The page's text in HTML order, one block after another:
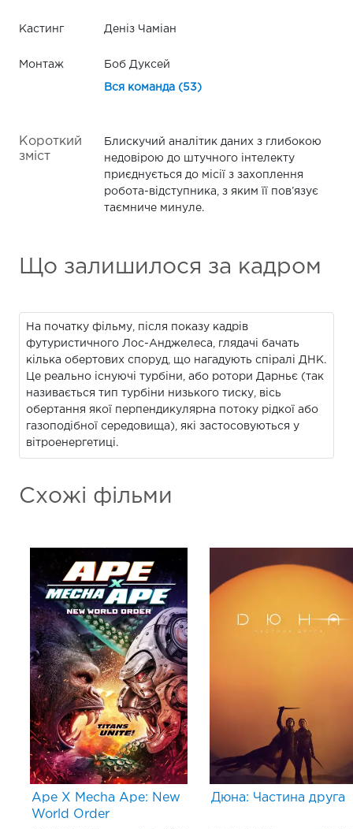
Кастинг Деніз Чаміан
Монтаж Боб Дуксей
Вся команда (53)
Короткий
зміст
Блискучий аналітик даних з глибокою
недовірою до штучного інтелекту
приєднується до місії з захоплення
робота-відступника, з яким її пов’язує
таємниче минуле.
Що залишилося за кадром
На початку фільму, після показу кадрів
футуристичного Лос-Анджелеса, глядачі бачать
кілька обертових споруд, що нагадують спіралі ДНК.
Це реально існуючі турбіни, або ротори Дарньє (так
називається тип турбіни низького тиску, вісь
обертання якої перпендикулярна потоку рідкої або
газоподібної середовища), які застосовуються у
вітроенергетиці.
Схожі фільми
Ape X Mecha Ape: New
World Order
Дюна: Частина друга